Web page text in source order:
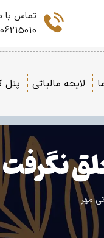
تماس با
لایحه مالیاتی پنل
نگرفت
مهر